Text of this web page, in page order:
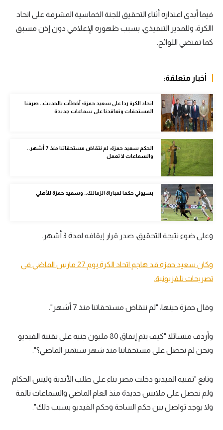
الدوري الإنجليزي
الدوري الإسباني
القسم الثاني
رياضات أخرى
أمم إفريقيا
كرة السلة الأمريكية
كرة سلة
كرة طائرة
الوطن العربي
في المونديال
آسيا
أقسام خاصة
ميركاتو
تحقيق في الجول
فيما أبدى اعتذاره أثناء التحقيق للجنة الخماسية المشرفة على اتحاد
االكرة، وللمدير التنفيذي، بسبب ظهوره الإعلامي دون إذن مسبق
كما تقتضي اللوائح.
أخبار متعلقة:
اتحاد الكرة ردا على سعيد حمزة: أخطأت بالحديث.. صرفنا
المستحقات وتعاقدنا على سماعات جديدة
الحكم سعيد حمزة: لم نتقاض مستحقاتنا منذ 7 أشهر..
والسماعات لا تعمل
بسيوني حكما لمباراة الزمالك.. وسعيد حمزة للأهلي
وعلى ضوء نتيجة التحقيق، صدر قرار إيقافه لمدة 3 أشهر.
وكان سعيد حمزة قد هاجم اتحاد الكرة يوم 27 مارس الماضي في
تصريحات تلفزيونية.
وقال حمزة حينها: "لم نتقاض مستحقاتنا منذ 7 أشهر".
وأردف متسائلا "كيف يتم إنفاق 80 مليون جنيه على تقنية الفيديو
ونحن لم نحصل على مستحقاتنا منذ شهر سبتمبر الماضي؟".
وتابع "تقنية الفيديو دخلت مصر بناء على طلب الأندية وليس الحكام
ولم نحصل على ملابس جديدة منذ العام الماضي والسماعات تالفة
ولا يوجد تواصل بين حكم الساحة وحكم الفيديو بسبب ذلك".